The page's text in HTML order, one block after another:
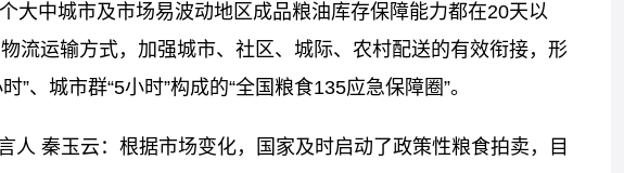
大中城市及市场易波动地区成品粮油库存保障能力都在20天以
流运输方式，加强城市、社区、城际、农村配送的有效衔接，形
”、城市群“5小时”构成的“全国粮食135应急保障圈”。
人 秦玉云：根据市场变化，国家及时启动了政策性粮食拍卖，目